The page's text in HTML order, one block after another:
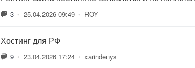
3 • 25.04.2026 09:49 • ROY
Хостинг для РФ
9 • 23.04.2026 17:24 • xarindenys